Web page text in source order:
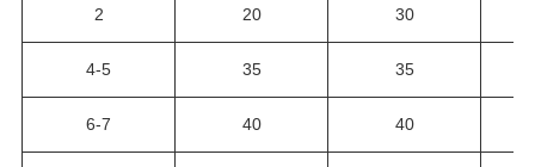
2 20 30
4-5 35 35
6-7 40 40